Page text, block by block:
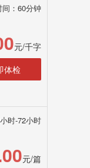
间：60分钟
元/千字
体检
时-72小时
元/篇